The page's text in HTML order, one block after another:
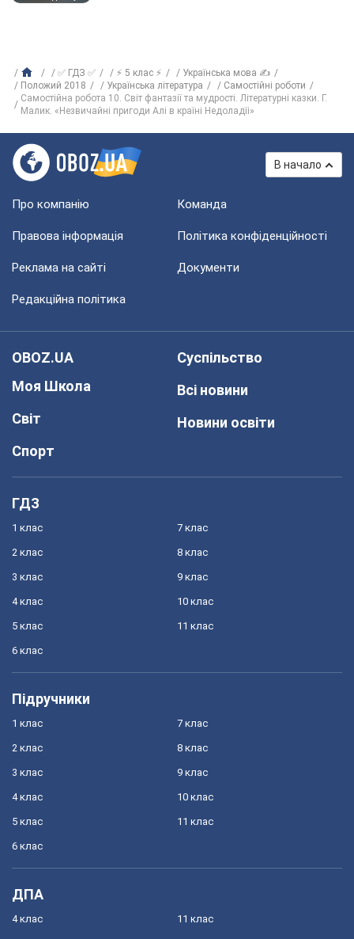
✅ ГДЗ ✅ ⚡ 5 клас ⚡
Українська мова ✍
Положий 2018
Українська література
Самостійні роботи
Самостійна робота 10. Світ фантазії та мудрості. Літературні казки. Г.
Малик. «Незвичайні пригоди Алі в країні Недоладїі»
В начало
Про компанію Команда
Правова інформація Політика конфіденційності
Реклама на сайті Документи
Редакційна політика
OBOZ.UA
Моя Школа
Світ
Спорт
Суспільство
Всі новини
Новини освіти
ГДЗ
1 клас
2 клас
3 клас
4 клас
5 клас
6 клас
7 клас
8 клас
9 клас
10 клас
11 клас
Підручники
1 клас
2 клас
3 клас
4 клас
5 клас
6 клас
7 клас
8 клас
9 клас
10 клас
11 клас
ДПА
4 клас 11 клас